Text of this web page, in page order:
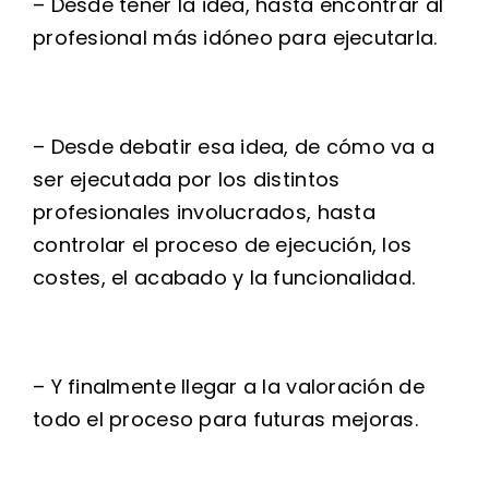
profesional más idóneo para ejecutarla.
– Desde debatir esa idea, de cómo va a
ser ejecutada por los distintos
profesionales involucrados, hasta
controlar el proceso de ejecución, los
costes, el acabado y la funcionalidad.
– Y finalmente llegar a la valoración de
todo el proceso para futuras mejoras.